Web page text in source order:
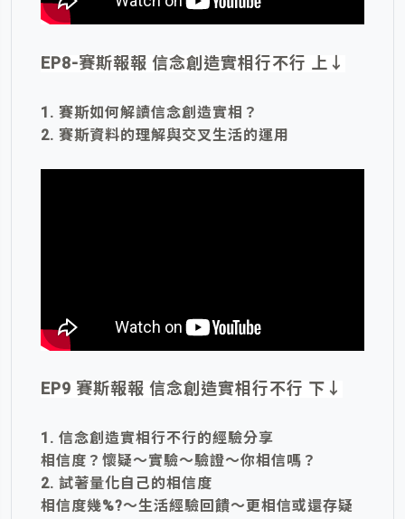
EP8-賽斯報報 信念創造實相行不行 上 ↓
1. 賽斯如何解讀信念創造實相？
2. 賽斯資料的理解與交叉生活的運用
EP9 賽斯報報 信念創造實相行不行 下 ↓
1. 信念創造實相行不行的經驗分享
相信度？懷疑～實驗～驗證～你相信嗎？
2. 試著量化自己的相信度
相信度幾%?～生活經驗回饋～更相信或還存疑